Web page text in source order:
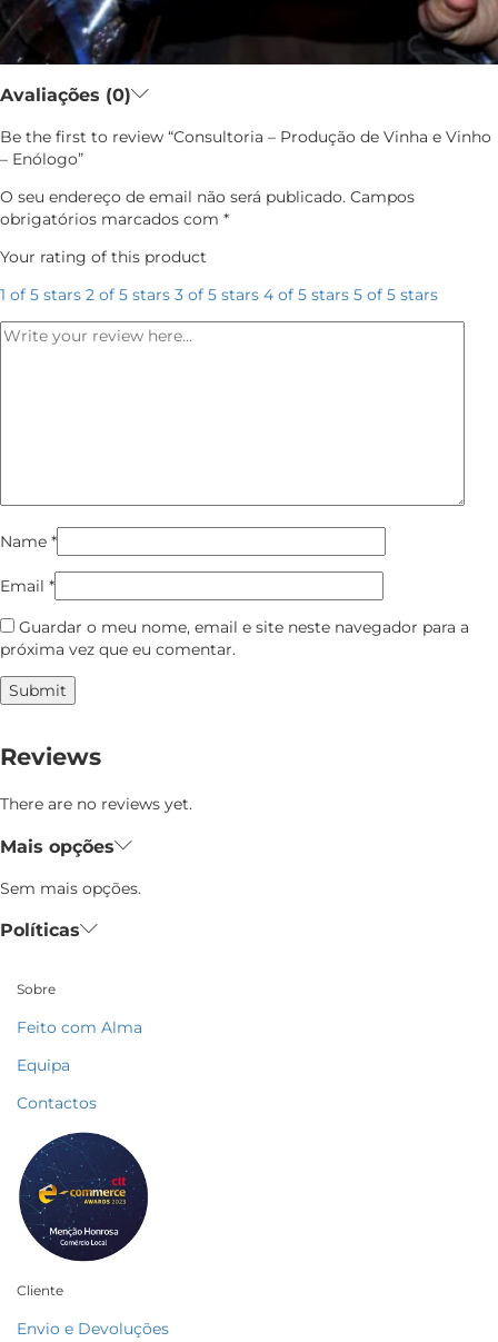
Avaliações (0)
Be the first to review “Consultoria – Produção de Vinha e Vinho
– Enólogo”
O seu endereço de email não será publicado. Campos
obrigatórios marcados com *
Your rating of this product
1 of 5 stars 2 of 5 stars 3 of 5 stars 4 of 5 stars 5 of 5 stars
Name *
Email *
Guardar o meu nome, email e site neste navegador para a
próxima vez que eu comentar.
Reviews
There are no reviews yet.
Mais opções
Sem mais opções.
Políticas
Sobre
Feito com Alma
Equipa
Contactos
Cliente
Envio e Devoluções